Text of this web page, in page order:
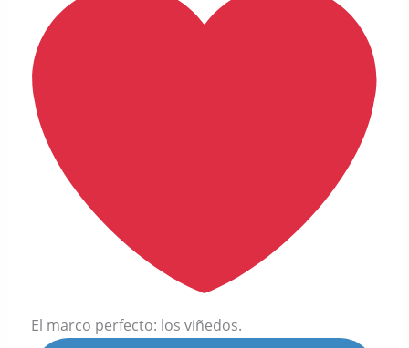
El marco perfecto: los viñedos.